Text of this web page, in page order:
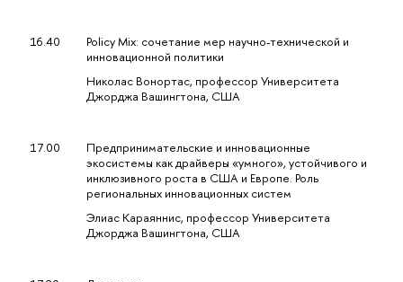
16.40
Policy Mix: сочетание мер научно-технической и
инновационной политики
Николас Вонортас, профессор Университета
Джорджа Вашингтона, США
17.00
Предпринимательские и инновационные
экосистемы как драйверы «умного», устойчивого и
инклюзивного роста в США и Европе. Роль
региональных инновационных систем
Элиас Караяннис, профессор Университета
Джорджа Вашингтона, США